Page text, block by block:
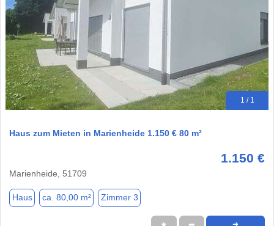
1 / 1
Haus zum Mieten in Marienheide 1.150 € 80 m²
1.150 €
Marienheide, 51709
Haus ca. 80,00 m² Zimmer 3